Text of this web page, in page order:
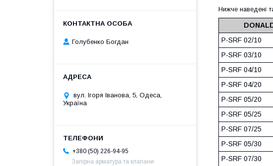
Нижче наведені
P-SRF 02/10
P-SRF 03/10
P-SRF 04/10
P-SRF 04/20
P-SRF 05/20
P-SRF 05/25
P-SRF 07/25
P-SRF 05/30
P-SRF 07/30
Голубенко Богдан
вул. Ігоря Іванова, 5, Одеса,
Україна
+380 (50) 226-94-95
Запірна арматура та клапани